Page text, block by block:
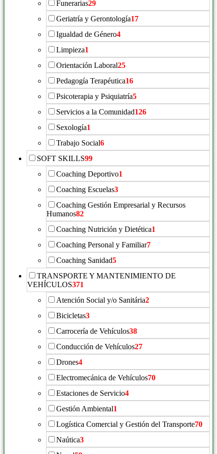
Funerarias29
Geriatría y Gerontología17
Igualdad de Género4
Limpieza1
Orientación Laboral25
Pedagogía Terapéutica16
Psicoterapia y Psiquiatría5
Servicios a la Comunidad126
Sexología1
Trabajo Social6
SOFT SKILLS99
Coaching Deportivo1
Coaching Escuelas3
Coaching Gestión Empresarial y Recursos
Humanos82
Coaching Nutrición y Dietética1
Coaching Personal y Familiar7
Coaching Sanidad5
TRANSPORTE Y MANTENIMIENTO DE
VEHÍCULOS371
Atención Social y/o Sanitária2
Bicicletas3
Carrocería de Vehículos38
Conducción de Vehículos27
Drones4
Electromecánica de Vehículos70
Estaciones de Servicio4
Gestión Ambiental1
Logística Comercial y Gestión del Transporte70
Naútica3